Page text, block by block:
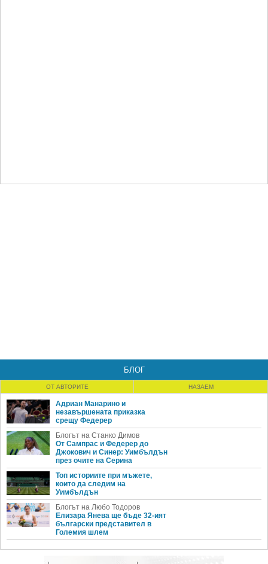
БЛОГ
ОТ АВТОРИТЕ НАЗАЕМ
Адриан Манарино и
незавършената приказка
срещу Федерер
Блогът на Станко Димов
От Сампрас и Федерер до
Джокович и Синер: Уимбълдън
през очите на Серина
Топ историите при мъжете,
които да следим на
Уимбълдън
Блогът на Любо Тодоров
Елизара Янева ще бъде 32-ият
български представител в
Големия шлем